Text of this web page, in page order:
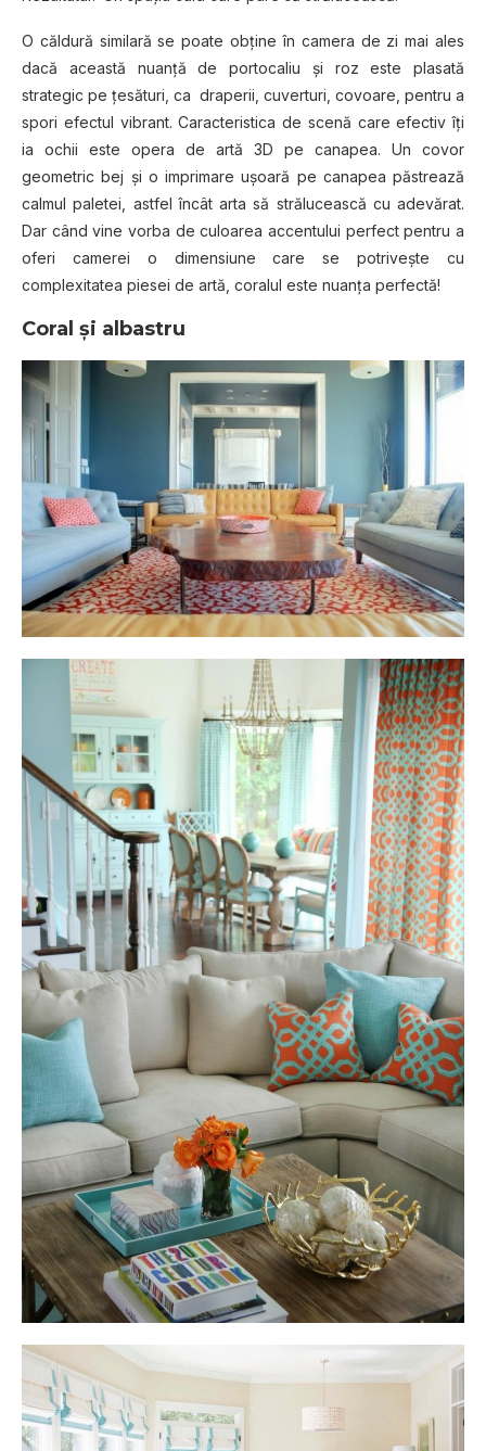
O căldură similară se poate obţine în camera de zi mai ales
dacă această nuanţă de portocaliu şi roz este plasată
strategic pe ţesături, ca draperii, cuverturi, covoare, pentru a
spori efectul vibrant. Caracteristica de scenă care efectiv îţi
ia ochii este opera de artă 3D pe canapea. Un covor
geometric bej şi o imprimare uşoară pe canapea păstrează
calmul paletei, astfel încât arta să strălucească cu adevărat.
Dar când vine vorba de culoarea accentului perfect pentru a
oferi camerei o dimensiune care se potriveşte cu
complexitatea piesei de artă, coralul este nuanţa perfectă!
Coral şi albastru